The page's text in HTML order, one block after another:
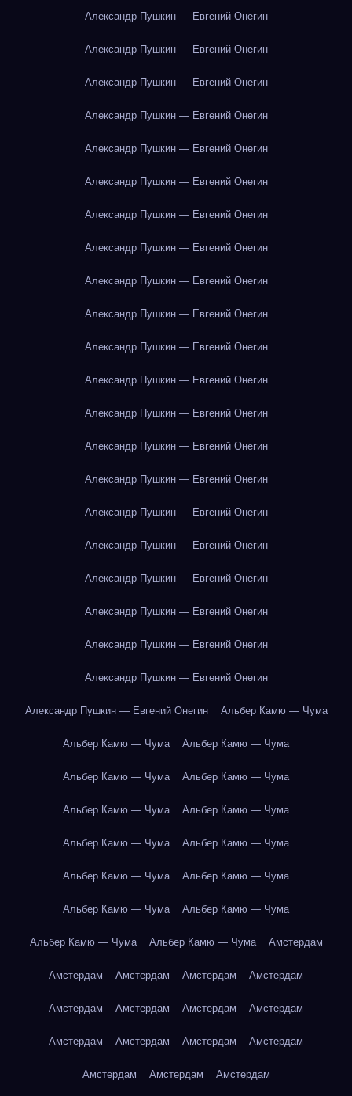
Александр Пушкин — Евгений Онегин
Александр Пушкин — Евгений Онегин
Александр Пушкин — Евгений Онегин
Александр Пушкин — Евгений Онегин
Александр Пушкин — Евгений Онегин
Александр Пушкин — Евгений Онегин
Александр Пушкин — Евгений Онегин
Александр Пушкин — Евгений Онегин
Александр Пушкин — Евгений Онегин
Александр Пушкин — Евгений Онегин
Александр Пушкин — Евгений Онегин
Александр Пушкин — Евгений Онегин
Александр Пушкин — Евгений Онегин
Александр Пушкин — Евгений Онегин
Александр Пушкин — Евгений Онегин
Александр Пушкин — Евгений Онегин
Александр Пушкин — Евгений Онегин
Александр Пушкин — Евгений Онегин
Александр Пушкин — Евгений Онегин
Александр Пушкин — Евгений Онегин
Александр Пушкин — Евгений Онегин
Александр Пушкин — Евгений Онегин Альбер Камю — Чума
Альбер Камю — Чума Альбер Камю — Чума
Альбер Камю — Чума Альбер Камю — Чума
Альбер Камю — Чума Альбер Камю — Чума
Альбер Камю — Чума Альбер Камю — Чума
Альбер Камю — Чума Альбер Камю — Чума
Альбер Камю — Чума Альбер Камю — Чума
Альбер Камю — Чума Альбер Камю — Чума Амстердам
Амстердам Амстердам Амстердам Амстердам
Амстердам Амстердам Амстердам Амстердам
Амстердам Амстердам Амстердам Амстердам
Амстердам Амстердам Амстердам